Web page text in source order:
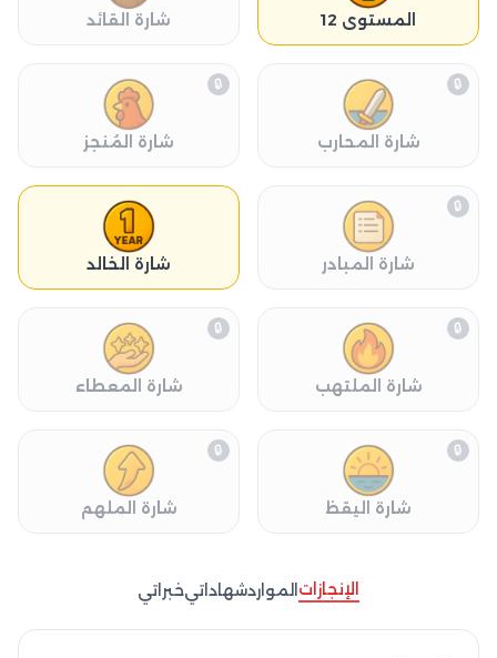
المستوى 12 شارة القائد
شارة المحارب
🔒
شارة المُنجز
🔒
شارة المبادر
🔒
شارة الخالد
شارة الملتهب
🔒
شارة المعطاء
🔒
شارة اليقظ
🔒
شارة الملهم
🔒
الإنجازات المواردشهاداتيخبراتي